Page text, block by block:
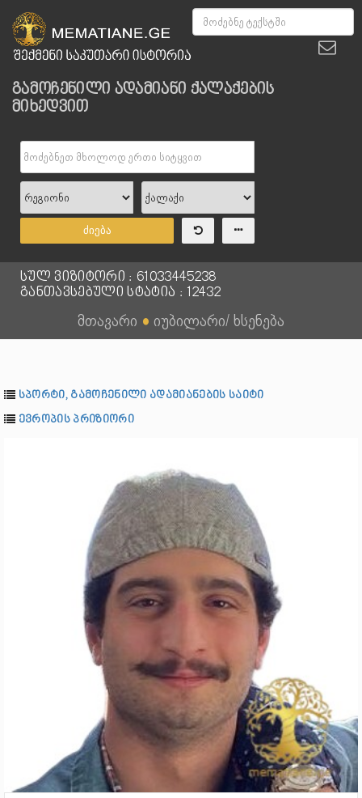
გამოჩენილი ადამიანი ქალაქების
მიხედვით
ძიება
სულ ვიზიტორი : 61033445238
განთავსებული სტატია : 12432
მთავარი ● იუბილარი/ ხსენება
სპორტი, გამოჩენილი ადამიანების საიტი
ევროპის პრიზიორი